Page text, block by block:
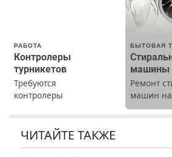
РАБОТА
Контролеры
турникетов
Требуются
контролеры
Подмосковье
(мужчины,
БЫТОВАЯ
машины
Ремонт
машин
Выезд и
ЧИТАЙТЕ ТАКЖЕ